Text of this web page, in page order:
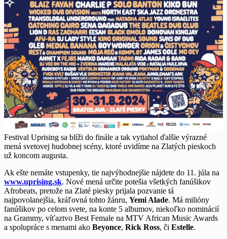
Festival Uprising sa blíži do finále a tak vytiahol ďalšie výrazné
mená svetovej hudobnej scény, ktoré uvidíme na Zlatých pieskoch
už koncom augusta.
Ak ešte nemáte vstupenky, tie najvýhodnejšie nájdete do 11. júla na
www.uprising.sk. Nové mená určite potešia všetkých fanúšikov
Afrobeats, pretože na Zlaté piesky prijala pozvanie tá
najpovolanejšia, kráľovná tohto žánru, Yemi Alade. Má milióny
fanúšikov po celom svete, na konte 5 albumov, niekoľko nominácií
na Grammy, víťaztvo Best Female na MTV African Music Awards
a spolupráce s menami ako Beyonce, Rick Ross, či Estelle.